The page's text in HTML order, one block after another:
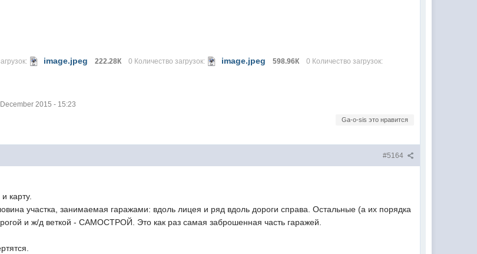
image.jpeg 222.28К 0 Количество загрузок: image.jpeg 598.96К 0 Количество загрузок:
2015 - 15:23
Ga-o-sis это нравится
#5164
карту.
участка, занимаемая гаражами: вдоль лицея и ряд вдоль дороги справа. Остальные (а их порядка
и ж/д веткой - САМОСТРОЙ. Это как раз самая заброшенная часть гаражей.